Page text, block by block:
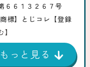
６６１３２６７号
標】とじコレ【登録